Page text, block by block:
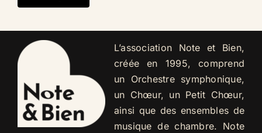
L’association Note et Bien,
créée en 1995, comprend
un Orchestre symphonique,
un Chœur, un Petit Chœur,
ainsi que des ensembles de
musique de chambre. Note